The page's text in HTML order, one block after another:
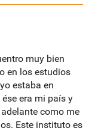
muy bien
en los estudios
estaba en
era mi país y
como me
Este instituto es